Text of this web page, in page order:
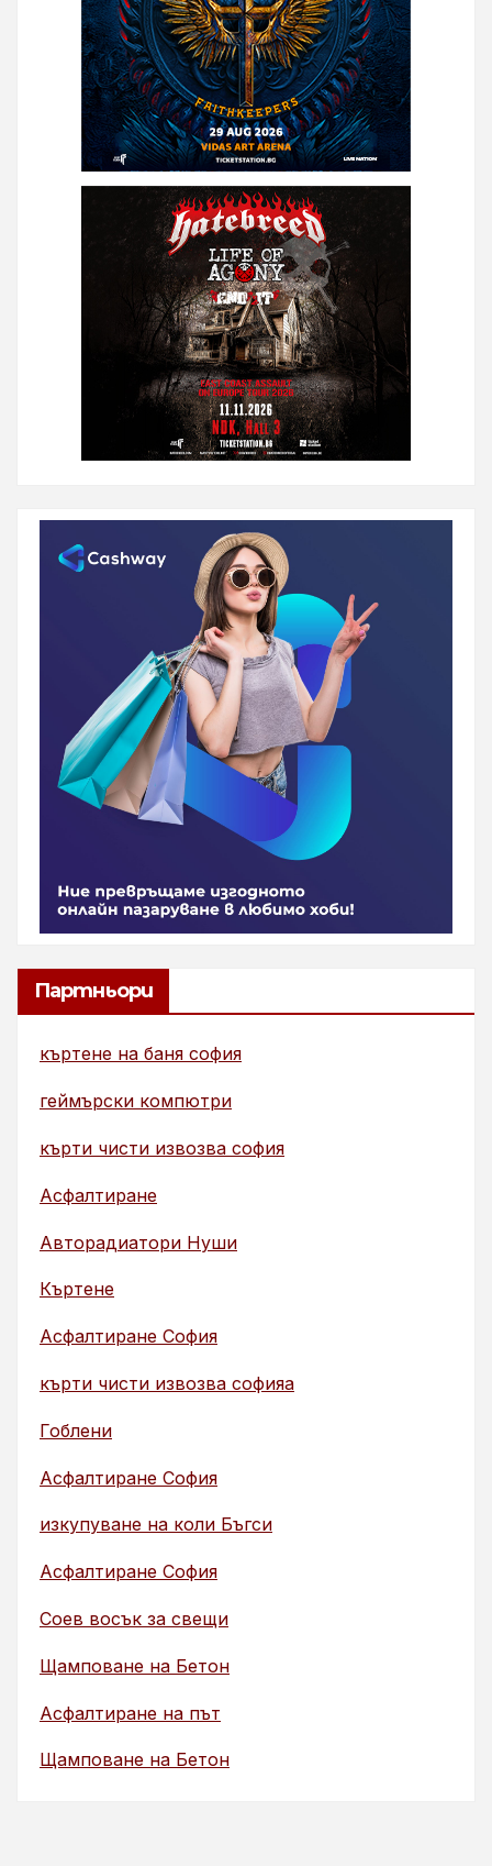
Партньори
къртене на баня софия
геймърски компютри
кърти чисти извозва софия
Асфалтиране
Авторадиатори Нуши
Къртене
Асфалтиране София
кърти чисти извозва софияа
Гоблени
Асфалтиране София
изкупуване на коли Бъгси
Асфалтиране София
Соев восък за свещи
Щамповане на Бетон
Асфалтиране на път
Щамповане на Бетон